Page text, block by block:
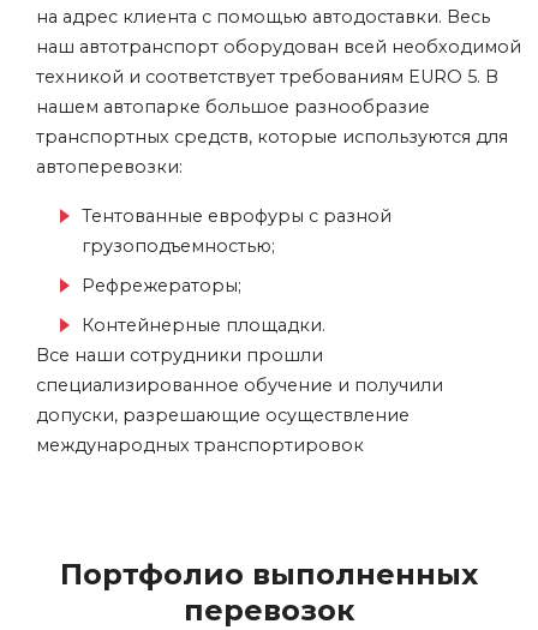
на адрес клиента с помощью автодоставки. Весь
наш автотранспорт оборудован всей необходимой
техникой и соответствует требованиям EURO 5. В
нашем автопарке большое разнообразие
транспортных средств, которые используются для
автоперевозки:
Тентованные еврофуры с разной
грузоподъемностью;
Рефрежераторы;
Контейнерные площадки.
Все наши сотрудники прошли
специализированное обучение и получили
допуски, разрешающие осуществление
международных транспортировок
Портфолио выполненных
перевозок